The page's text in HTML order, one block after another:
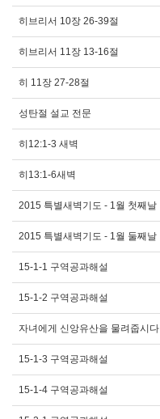
히브리서 10장 26-39절
히브리서 11장 13-16절
히 11장 27-28절
성탄절 설교 전문
히12:1-3 새벽
히13:1-6새벽
2015 특별새벽기도 - 1월 첫째날
2015 특별새벽기도 - 1월 둘째날
15-1-1 구역공과해설
15-1-2 구역공과해설
자녀에게 신앙유산을 물려줍시다
15-1-3 구역공과해설
15-1-4 구역공과해설